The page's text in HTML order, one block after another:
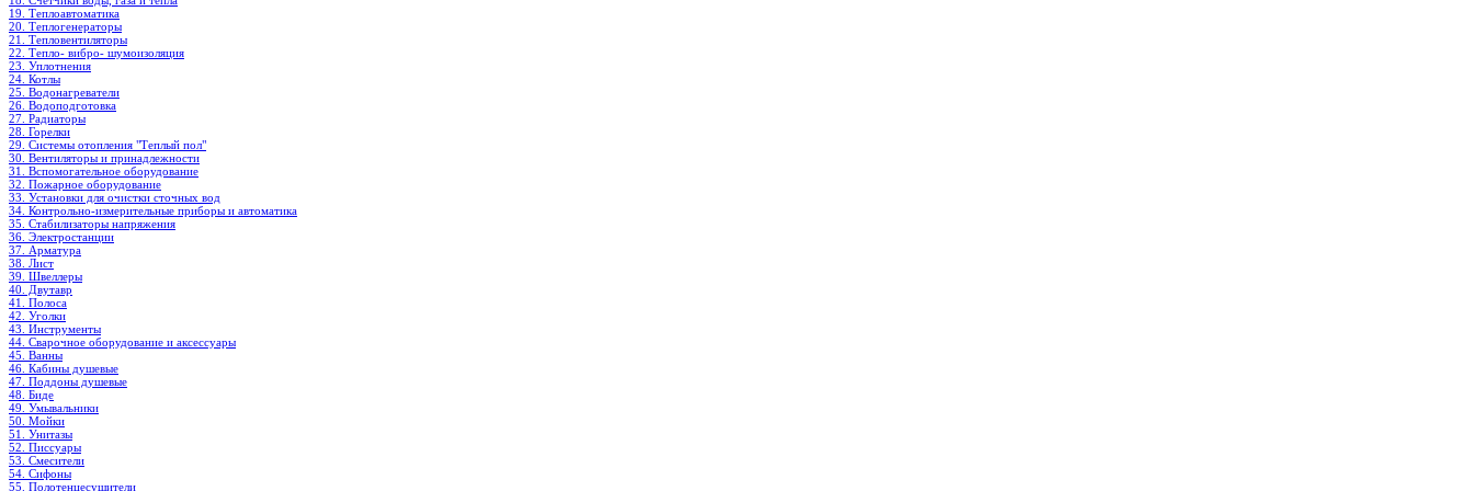
19. Теплоавтоматика
20. Теплогенераторы
21. Тепловентиляторы
22. Тепло- вибро- шумоизоляция
23. Уплотнения
24. Котлы
25. Водонагреватели
26. Водоподготовка
27. Радиаторы
28. Горелки
29. Системы отопления "Теплый пол"
30. Вентиляторы и принадлежности
31. Вспомогательное оборудование
32. Пожарное оборудование
33. Установки для очистки сточных вод
34. Контрольно-измерительные приборы и автоматика
35. Стабилизаторы напряжения
36. Электростанции
37. Арматура
38. Лист
39. Швеллеры
40. Двутавр
41. Полоса
42. Уголки
43. Инструменты
44. Сварочное оборудование и аксессуары
45. Ванны
46. Кабины душевые
47. Поддоны душевые
48. Биде
49. Умывальники
50. Мойки
51. Унитазы
52. Писсуары
53. Смесители
54. Сифоны
55. Полотенцесушители